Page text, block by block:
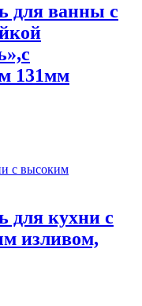
для ванны с
131мм
для кухни с
изливом,